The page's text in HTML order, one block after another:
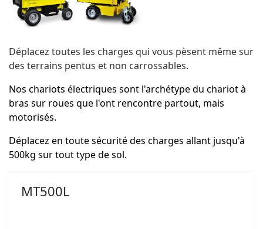
Déplacez toutes les charges qui vous pèsent même sur
des terrains pentus et non carrossables.
Nos chariots électriques sont l'archétype du chariot à
bras sur roues que l'ont rencontre partout, mais
motorisés.
Déplacez en toute sécurité des charges allant jusqu'à
500kg sur tout type de sol.
MT500L